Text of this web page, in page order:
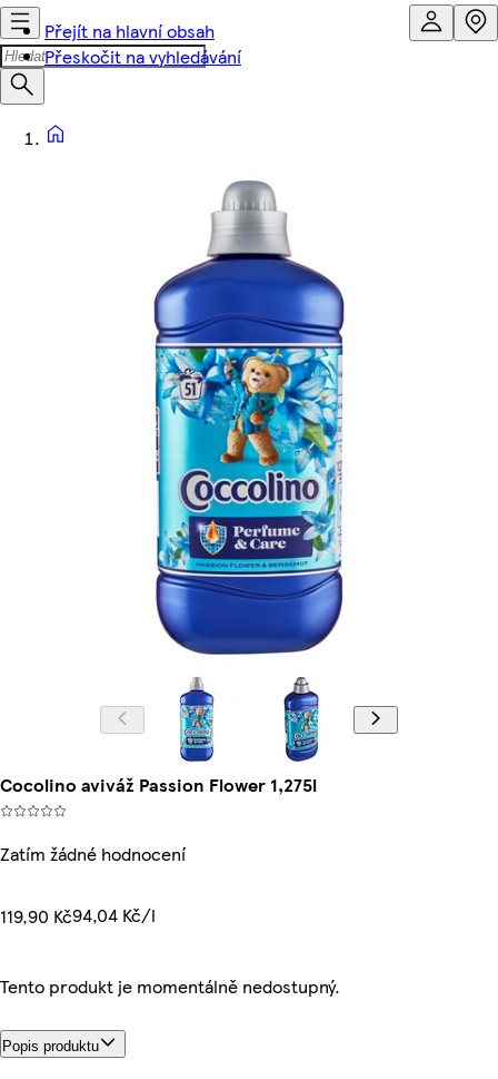
Přejít na hlavní obsah
Přeskočit na vyhledávání
Cocolino aviváž Passion Flower 1,275l
Zatím žádné hodnocení
119,90 Kč94,04 Kč/l
Tento produkt je momentálně nedostupný.
Popis produktu